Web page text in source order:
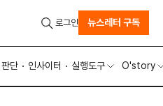
단 인사이터 실행도구 O'story
로그인 뉴스레터 구독